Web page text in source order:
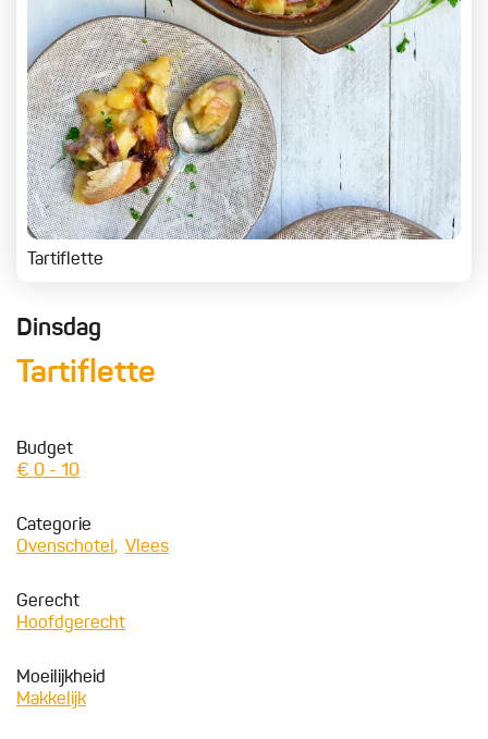
Tartiflette
Dinsdag
Tartiflette
Budget
€ 0 - 10
Categorie
Ovenschotel
Vlees
Gerecht
Hoofdgerecht
Moeilijkheid
Makkelijk